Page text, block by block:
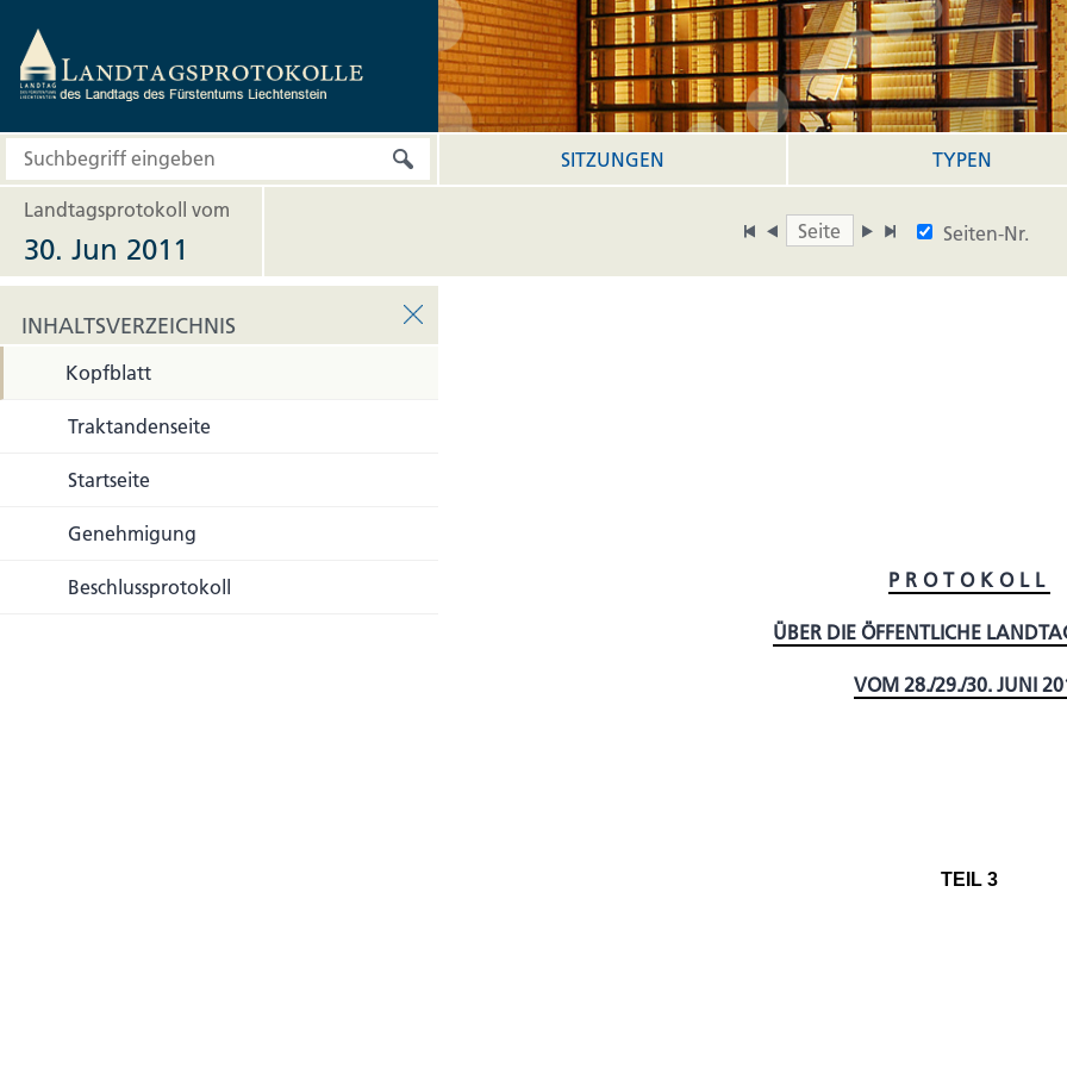
SITZUNGEN TYPEN
Landtagsprotokoll vom
Seiten-Nr.
30. Jun 2011
INHALTSVERZEICHNIS
Kopfblatt
Traktandenseite
Startseite
Genehmigung
Beschlussprotokoll PROTOKOLL
ÜBER DIE ÖFFENTLICHE
VOM 28./29./30. JUNI
TEIL 3